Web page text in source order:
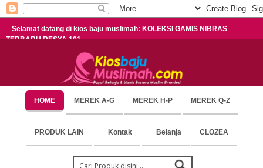
Selamat datang di kios baju muslimah: KOLEKSI GAMIS NIBRAS
TERBARU RESYA 101
HOME MEREK A-G MEREK H-P MEREK Q-Z
PRODUK LAIN Kontak Belanja CLOZEA